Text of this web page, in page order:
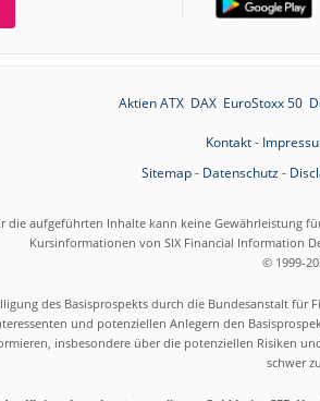
Aktien ATX DAX EuroStoxx 50
Kontakt-
Sitemap- Datenschutz-
die aufgeführten Inhalte kann keine Gewährleistung
Kursinformationen von SIX Financial Information
© 1999-
des Basisprospekts durch die Bundesanstalt
und potenziellen Anlegern den
insbesondere über die potenziellen Risiken
schwer